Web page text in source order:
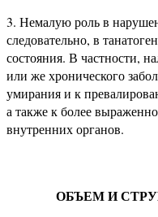
3. Немалую роль в
следовательно, в
состояния. В частности,
или же хронического
умирания и к
а также к более
внутренних органов.
ОБЪЕМ И